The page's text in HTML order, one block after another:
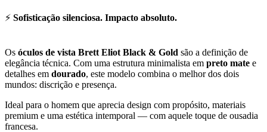
⚡ Sofisticação silenciosa. Impacto absoluto.
Os óculos de vista Brett Eliot Black & Gold são a definição de
elegância técnica. Com uma estrutura minimalista em preto mate e
detalhes em dourado, este modelo combina o melhor dos dois
mundos: discrição e presença.
Ideal para o homem que aprecia design com propósito, materiais
premium e uma estética intemporal — com aquele toque de ousadia
francesa.